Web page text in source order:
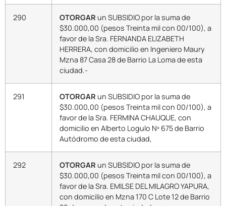
290 OTORGAR un SUBSIDIO por la suma de
$30.000,00 (pesos Treinta mil con 00/100), a
favor de la Sra. FERNANDA ELIZABETH
HERRERA, con domicilio en Ingeniero Maury
Mzna 87 Casa 28 de Barrio La Loma de esta
ciudad.-
291 OTORGAR un SUBSIDIO por la suma de
$30.000,00 (pesos Treinta mil con 00/100), a
favor de la Sra. FERMINA CHAUQUE, con
domicilio en Alberto Logulo Nº 675 de Barrio
Autódromo de esta ciudad,
292 OTORGAR un SUBSIDIO por la suma de
$30.000,00 (pesos Treinta mil con 00/100), a
favor de la Sra. EMILSE DEL MILAGRO YAPURA,
con domicilio en Mzna 170 C Lote 12 de Barrio